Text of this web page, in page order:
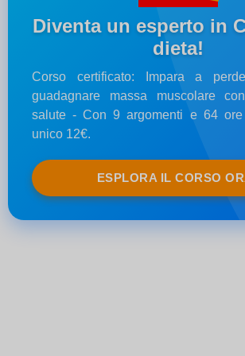
Diventa un esperto in
dieta!
Corso certificato: Impara a
guadagnare massa muscolare
salute - Con 9 argomenti e 64 ore
unico 12€.
ESPLORA IL CORSO